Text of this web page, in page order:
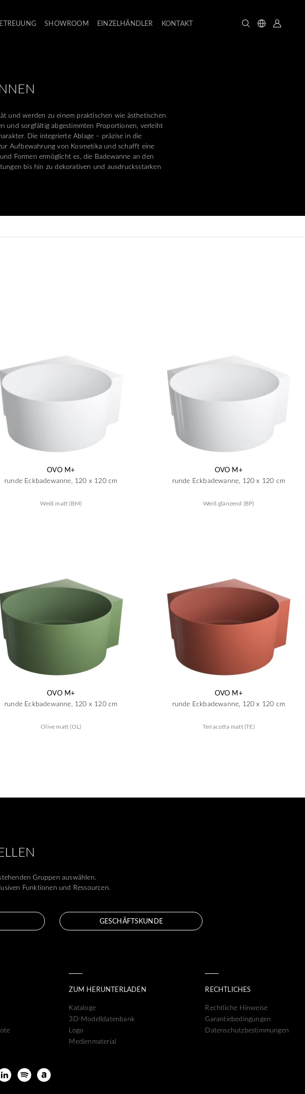
SHOWROOM EINZELHÄNDLER KONTAKT
und werden zu einem praktischen wie ästhetischen
und sorgfältig abgestimmten Proportionen, verleiht
Die integrierte Ablage – präzise in die
Aufbewahrung von Kosmetika und schafft eine
Formen ermöglicht es, die Badewanne an den
bis hin zu dekorativen und ausdrucksstarken
OVO M+
runde Eckbadewanne, 120 x 120 cm
Weiß matt (BM)
OVO M+
runde Eckbadewanne, 120 x 120 cm
Weiß glänzend (BP)
OVO M+
runde Eckbadewanne, 120 x 120 cm
Olive matt (OL)
OVO M+
runde Eckbadewanne, 120 x 120 cm
Terracotta matt (TE)
Gruppen auswählen.
Funktionen und Ressourcen.
GESCHÄFTSKUNDE
ZUM HERUNTERLADEN
Kataloge
3D-Modelldatenbank
Logo
Medienmaterial
RECHTLICHES
Rechtliche Hinweise
Garantiebedingungen
Datenschutzbestimmungen